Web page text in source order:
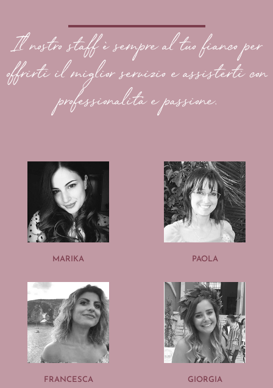
Il nostro staff è sempre al tuo fianco per
offrirti il miglior servizio e assisterti con
professionalità e passione.
MARIKA PAOLA
FRANCESCA GIORGIA